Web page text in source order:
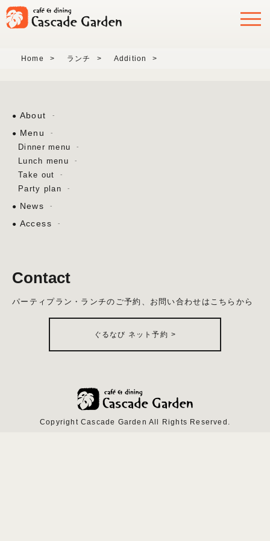
Home > ランチ > Addition >
About
Menu
Dinner menu
Lunch menu
Take out
Party plan
News
Access
Contact
パーティプラン・ランチのご予約、お問い合わせはこちらから
ぐるなび ネット予約 >
Copyright Cascade Garden All Rights Reserved.